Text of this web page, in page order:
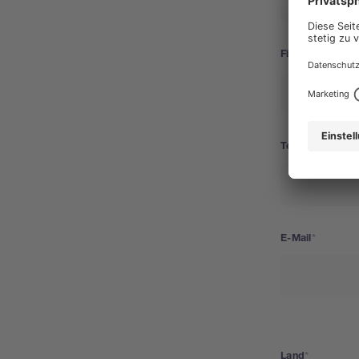
Firma /
Telefonnummer
E-Mail
Land